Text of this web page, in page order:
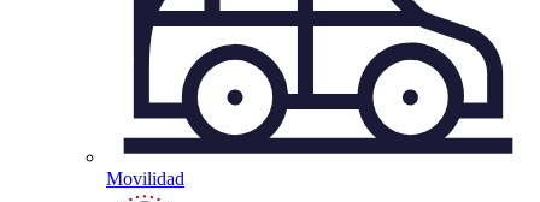
Movilidad